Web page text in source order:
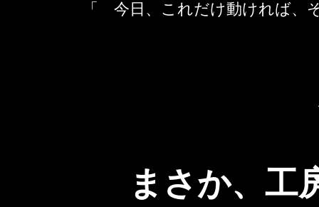
「 今日、これだけ動ければ
まさか、工